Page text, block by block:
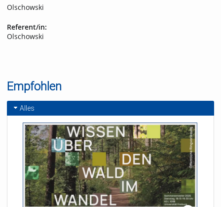
Olschowski
Referent/in:
Olschowski
Empfohlen
Alles